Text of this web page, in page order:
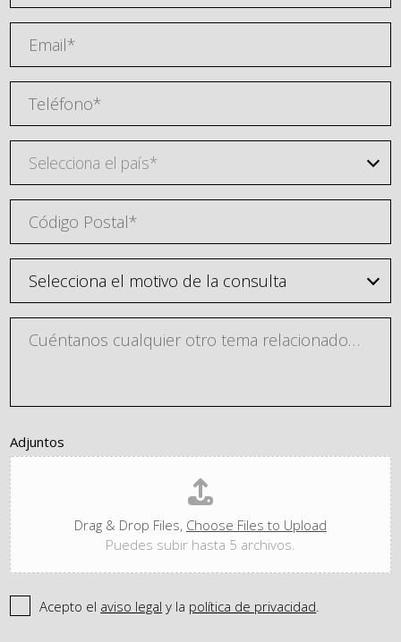
Selecciona el país*
Adjuntos
Drag & Drop Files, Choose Files to Upload
Puedes subir hasta 5 archivos.
Acepto el aviso legal y la política de privacidad.